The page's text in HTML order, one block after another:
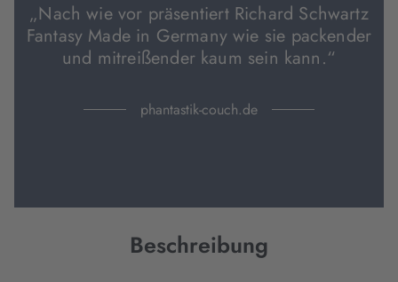
„Nach wie vor präsentiert Richard Schwartz
Fantasy Made in Germany wie sie packender
und mitreißender kaum sein kann.“
phantastik-couch.de
Beschreibung